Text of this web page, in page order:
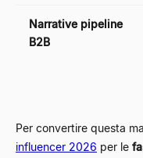
Narrative pipeline
B2B
Per convertire questa
influencer 2026 per le